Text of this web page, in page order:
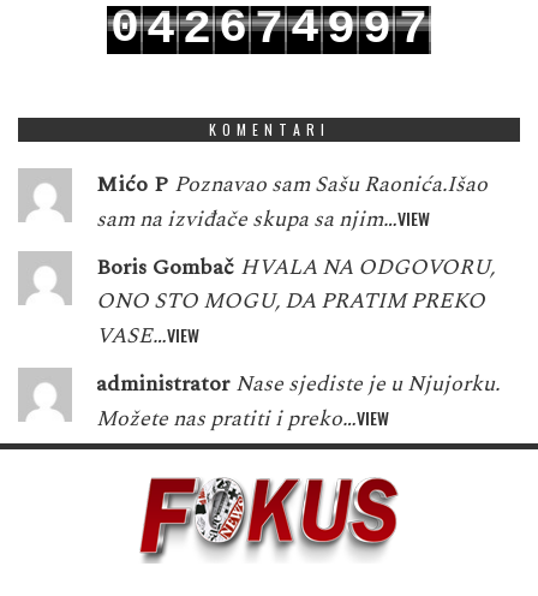
042674997
KOMENTARI
Mićo P Poznavao sam Sašu Raonića.Išao
sam na izviđače skupa sa njim…VIEW
Boris Gombač HVALA NA ODGOVORU,
ONO STO MOGU, DA PRATIM PREKO
VASE…VIEW
administrator Nase sjediste je u Njujorku.
Možete nas pratiti i preko…VIEW